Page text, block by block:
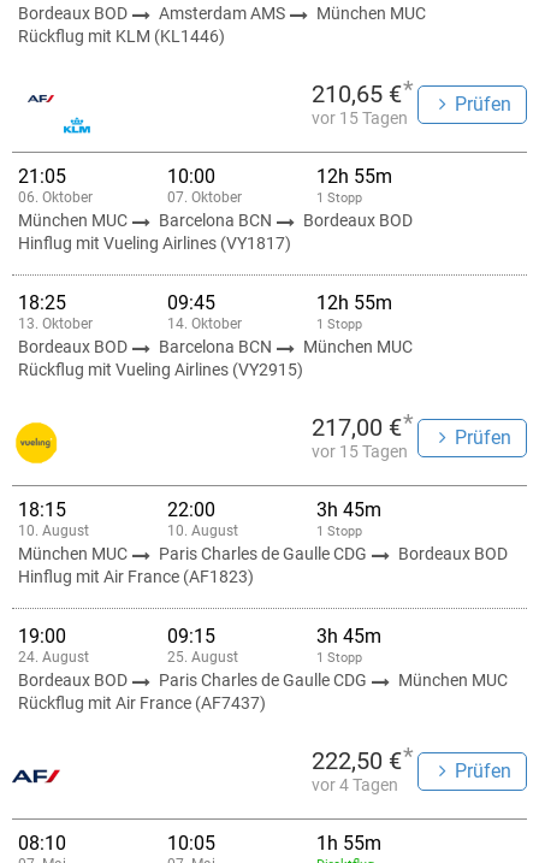
Bordeaux BOD Amsterdam AMS
München MUC
Rückflug mit KLM (KL1446)
210,65 €*
vor 15 Tagen
Prüfen
21:05
06. Oktober
10:00
07. Oktober
12h 55m
1 Stopp
München MUC Barcelona BCN
Bordeaux BOD
Hinflug mit Vueling Airlines (VY1817)
18:25
13. Oktober
09:45
14. Oktober
12h 55m
1 Stopp
Bordeaux BOD Barcelona BCN
München MUC
Rückflug mit Vueling Airlines (VY2915)
217,00 €*
vor 15 Tagen
Prüfen
18:15
10. August
22:00
10. August
3h 45m
1 Stopp
München MUC Paris Charles de Gaulle CDG
Bordeaux BOD
Hinflug mit Air France (AF1823)
19:00
24. August
09:15
25. August
3h 45m
1 Stopp
Bordeaux BOD Paris Charles de Gaulle CDG
München MUC
Rückflug mit Air France (AF7437)
222,50 €*
vor 4 Tagen
Prüfen
08:10 10:05 1h 55m